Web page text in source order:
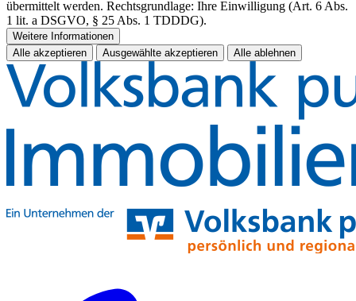
übermittelt werden. Rechtsgrundlage: Ihre Einwilligung (Art. 6 Abs.
1 lit. a DSGVO, § 25 Abs. 1 TDDDG).
Weitere Informationen
Alle akzeptieren
Ausgewählte akzeptieren Alle ablehnen